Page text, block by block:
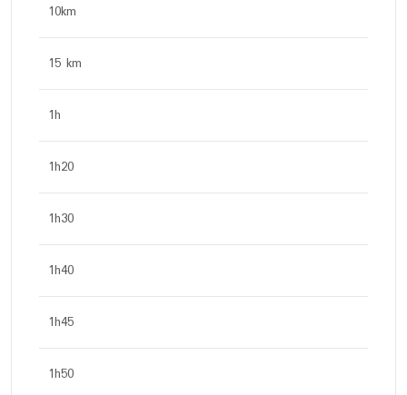
10km
15 km
1h
1h20
1h30
1h40
1h45
1h50